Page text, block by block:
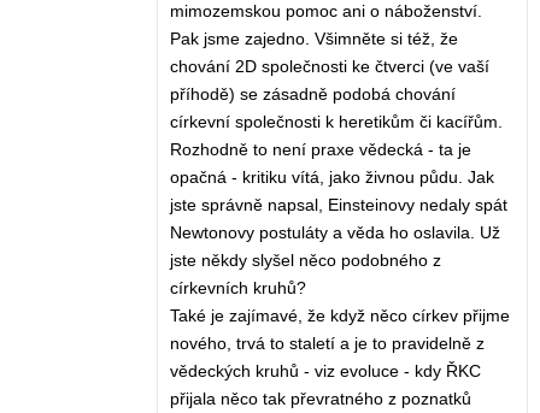
mimozemskou pomoc ani o náboženství.
Pak jsme zajedno. Všimněte si též, že
chování 2D společnosti ke čtverci (ve vaší
příhodě) se zásadně podobá chování
církevní společnosti k heretikům či kacířům.
Rozhodně to není praxe vědecká - ta je
opačná - kritiku vítá, jako živnou půdu. Jak
jste správně napsal, Einsteinovy nedaly spát
Newtonovy postuláty a věda ho oslavila. Už
jste někdy slyšel něco podobného z
církevních kruhů?
Také je zajímavé, že když něco církev přijme
nového, trvá to staletí a je to pravidelně z
vědeckých kruhů - viz evoluce - kdy ŘKC
přijala něco tak převratného z poznatků